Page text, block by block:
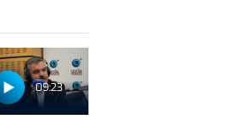
09:23